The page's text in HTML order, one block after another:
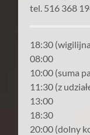
tel. 516 368
18:30
08:00
10:00 (suma
11:30 (z
13:00
18:30
20:00 (dolny